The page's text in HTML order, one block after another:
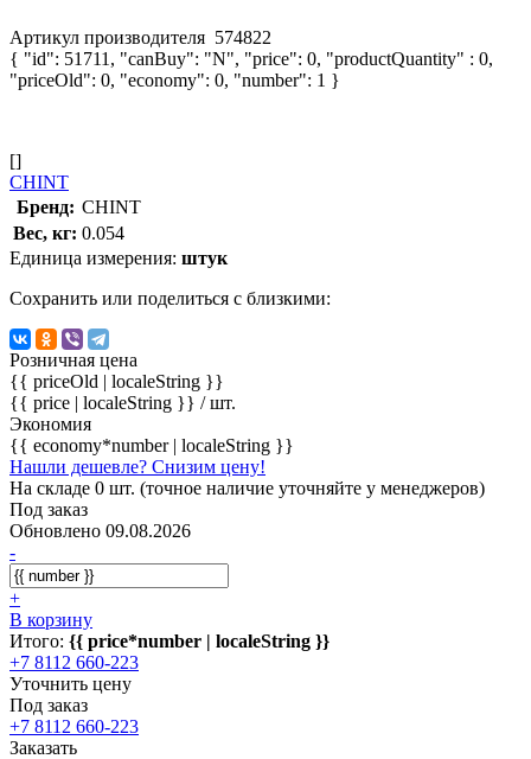
Артикул производителя 574822
{ "id": 51711, "canBuy": "N", "price": 0, "productQuantity" : 0,
"priceOld": 0, "economy": 0, "number": 1 }
[]
CHINT
Бренд: CHINT
Вес, кг: 0.054
Единица измерения: штук
Сохранить или поделиться с близкими:
Розничная цена
{{ priceOld | localeString }}
{{ price | localeString }} / шт.
Экономия
{{ economy*number | localeString }}
Нашли дешевле? Снизим цену!
На складе 0 шт. (точное наличие уточняйте у менеджеров)
Под заказ
Обновлено 09.08.2026
-
+
В корзину
Итого: {{ price*number | localeString }}
+7 8112 660-223
Уточнить цену
Под заказ
+7 8112 660-223
Заказать